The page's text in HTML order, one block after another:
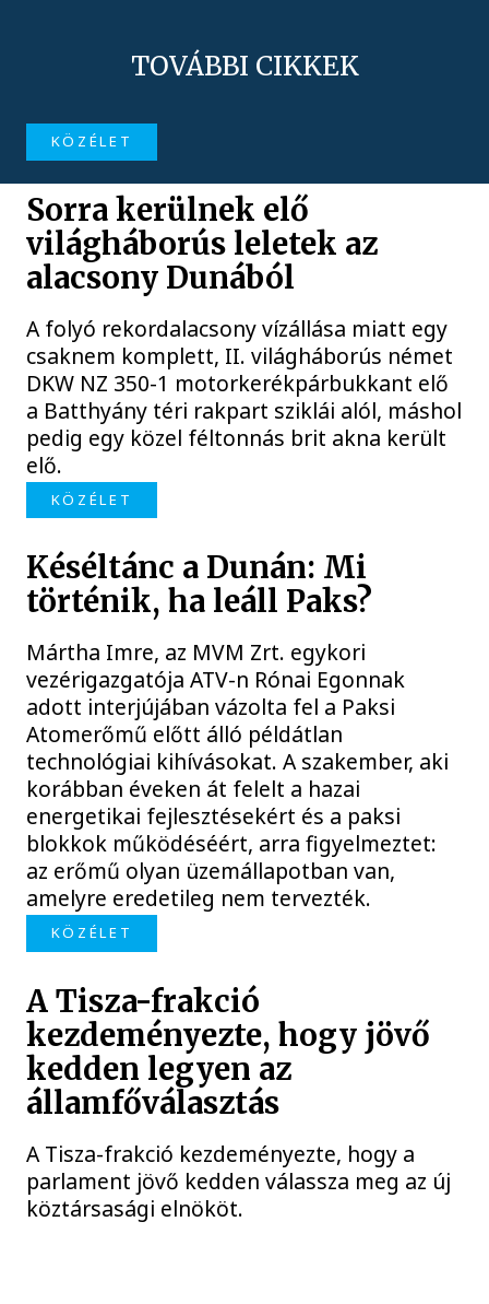
TOVÁBBI CIKKEK
KÖZÉLET
Sorra kerülnek elő
világháborús leletek az
alacsony Dunából
A folyó rekordalacsony vízállása miatt egy
csaknem komplett, II. világháborús német
DKW NZ 350-1 motorkerékpárbukkant elő
a Batthyány téri rakpart sziklái alól, máshol
pedig egy közel féltonnás brit akna került
elő.
KÖZÉLET
Késéltánc a Dunán: Mi
történik, ha leáll Paks?
Mártha Imre, az MVM Zrt. egykori
vezérigazgatója ATV-n Rónai Egonnak
adott interjújában vázolta fel a Paksi
Atomerőmű előtt álló példátlan
technológiai kihívásokat. A szakember, aki
korábban éveken át felelt a hazai
energetikai fejlesztésekért és a paksi
blokkok működéséért, arra figyelmeztet:
az erőmű olyan üzemállapotban van,
amelyre eredetileg nem tervezték.
KÖZÉLET
A Tisza-frakció
kezdeményezte, hogy jövő
kedden legyen az
államfőválasztás
A Tisza-frakció kezdeményezte, hogy a
parlament jövő kedden válassza meg az új
köztársasági elnököt.